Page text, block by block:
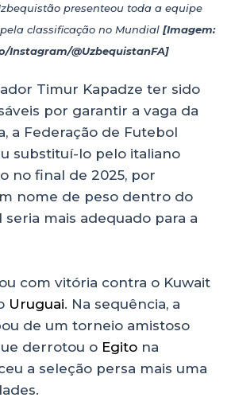
presenteou toda a equipe
classificação no Mundial [Imagem:
Instagram/@UzbequistanFA]
Timur Kapadze ter sido
por garantir a vaga da
a Federação de Futebol
substituí-lo pelo italiano
no final de 2025, por
nome de peso dentro do
mais adequado para a
com vitória contra o Kuwait
Uruguai. Na sequência, a
de um torneio amistoso
derrotou o Egito na
a seleção persa mais uma